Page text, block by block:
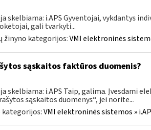
skelbiama: i.APS Gyventojai, vykdantys
gali tvarkyti...
žinyno kategorijos:VMI elektroninės
sąskaitos faktūros duomenis?
skelbiama: i.APS Taip, galima. Įvesdami
sąskaitos duomenys“, jei norite...
kategorijos:VMI elektroninės sistemos »